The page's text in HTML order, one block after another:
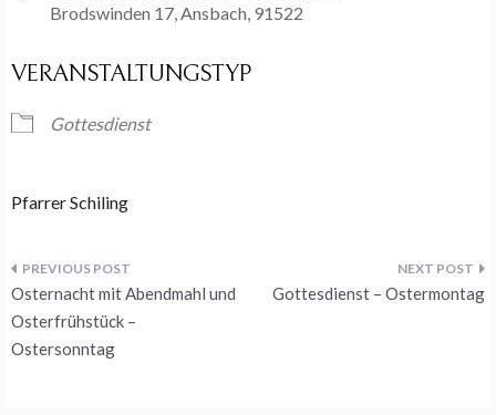
Brodswinden 17, Ansbach, 91522
VERANSTALTUNGSTYP
Gottesdienst
Pfarrer Schiling
Beitragsnavigation
Osternacht mit Abendmahl und
Osterfrühstück –
Ostersonntag
Gottesdienst – Ostermontag